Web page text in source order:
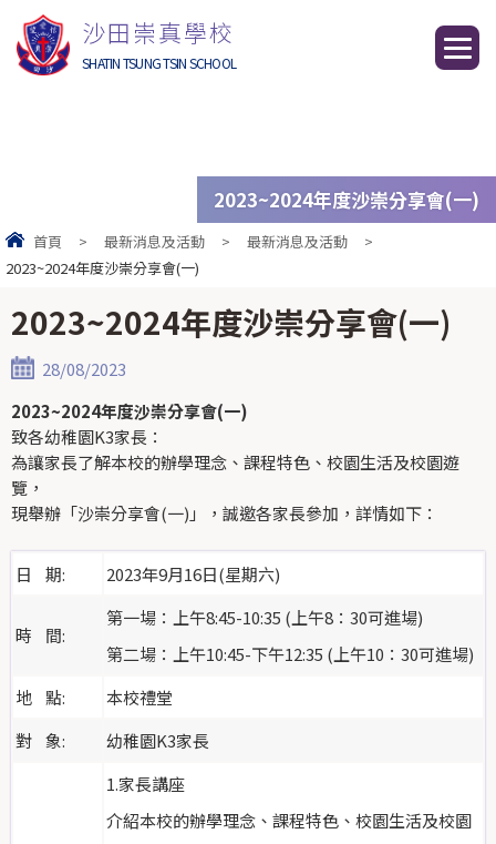
沙田崇真學校
SHATIN TSUNG TSIN SCHOOL
2023~2024年度沙崇分享會(一)
首頁 > 最新消息及活動 > 最新消息及活動
>
2023~2024年度沙崇分享會(一)
2023~2024年度沙崇分享會(一)
28/08/2023
2023~2024年度沙崇分享會(一)
致各幼稚園K3家長：
為讓家長了解本校的辦學理念、課程特色、校園生活及校園遊
覽，
現舉辦「沙崇分享會(一)」，誠邀各家長參加，詳情如下：
日 期: 2023年9月16日(星期六)
時 間:
第一場：上午8:45-10:35 (上午8：30可進場)
第二場：上午10:45-下午12:35 (上午10：30可進場)
地 點:
本校禮堂
對 象:
幼稚園K3家長
1.家長講座
介紹本校的辦學理念、課程特色、校園生活及校園